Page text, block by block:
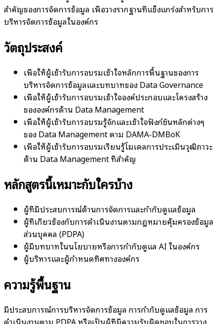
สำคัญของการจัดการข้อมูล เพื่อวางรากฐานที่แข็งแกร่งสำหรับการ
บริหารจัดการข้อมูลในองค์กร
วัตถุประสงค์
เพื่อให้ผู้เข้ารับการอบรมเข้าใจหลักการพื้นฐานของการ
บริหารจัดการข้อมูลและบทบาทของ Data Governance
เพื่อให้ผู้เข้ารับการอบรมเข้าใจองค์ประกอบและโครงสร้าง
ขององค์กรด้าน Data Management
เพื่อให้ผู้เข้ารับการอบรมรู้จักและเข้าใจฟังก์ชันหลักต่างๆ
ของ Data Management ตาม DAMA-DMBoK
เพื่อให้ผู้เข้ารับการอบรมเรียนรู้โมเดลการประเมินวุฒิภาวะ
ด้าน Data Management ที่สำคัญ
หลักสูตรนี้เหมาะกับใครบ้าง
ผู้ที่มีประสบการณ์ด้านการจัดการและกำกับดูแลข้อมูล
ผู้ที่เกี่ยวข้องกับการดำเนินงานตามกฎหมายคุ้มครองข้อมูล
ส่วนบุคคล (PDPA)
ผู้มีบทบาทในนโยบายหรือการกำกับดูแล AI ในองค์กร
ผู้บริหารและผู้กำหนดทิศทางองค์กร
ความรู้พื้นฐาน
มีประสบการณ์การบริหารจัดการข้อมูล การกำกับดูแลข้อมูล การ